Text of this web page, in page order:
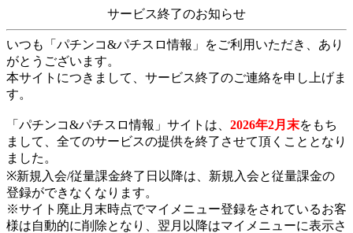
サービス終了のお知らせ
いつも「パチンコ&パチスロ情報」をご利用いただき、あり
がとうございます。
本サイトにつきまして、サービス終了のご連絡を申し上げま
す。
「パチンコ&パチスロ情報」サイトは、 2026年2月末をもち
まして、全てのサービスの提供を終了させて頂くこととなり
ました。
※新規入会/従量課金終了日以降は、新規入会と従量課金の
登録ができなくなります。
※サイト廃止月末時点でマイメニュー登録をされているお客
様は自動的に削除となり、翌月以降はマイメニューに表示さ